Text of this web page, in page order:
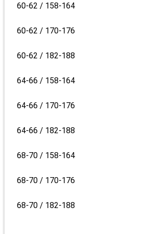
60-62 / 158-164
60-62 / 170-176
60-62 / 182-188
64-66 / 158-164
64-66 / 170-176
64-66 / 182-188
68-70 / 158-164
68-70 / 170-176
68-70 / 182-188